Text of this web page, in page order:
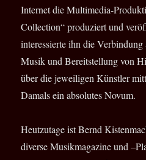
Internet die Multimedia-
Collection“ produziert und
interessierte ihn die
Musik und Bereitstellung von
über die jeweiligen Künstler
Damals ein absolutes Novum.
Heutzutage ist Bernd
diverse Musikmagazine und